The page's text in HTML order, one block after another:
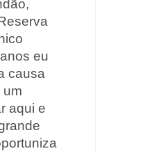
eu
causa
um
aqui e